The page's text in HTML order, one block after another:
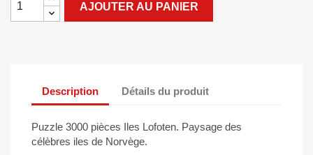
AJOUTER AU PANIER
Description Détails du produit
Puzzle 3000 pièces Iles Lofoten. Paysage des
célèbres iles de Norvège.